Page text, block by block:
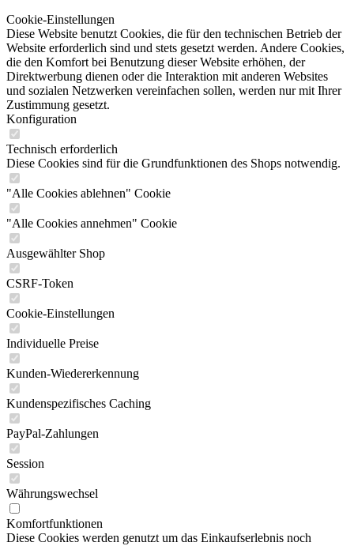
Cookie-Einstellungen
Diese Website benutzt Cookies, die für den technischen Betrieb der
Website erforderlich sind und stets gesetzt werden. Andere Cookies,
die den Komfort bei Benutzung dieser Website erhöhen, der
Direktwerbung dienen oder die Interaktion mit anderen Websites
und sozialen Netzwerken vereinfachen sollen, werden nur mit Ihrer
Zustimmung gesetzt.
Konfiguration
Technisch erforderlich
Diese Cookies sind für die Grundfunktionen des Shops notwendig.
"Alle Cookies ablehnen" Cookie
"Alle Cookies annehmen" Cookie
Ausgewählter Shop
CSRF-Token
Cookie-Einstellungen
Individuelle Preise
Kunden-Wiedererkennung
Kundenspezifisches Caching
PayPal-Zahlungen
Session
Währungswechsel
Komfortfunktionen
Diese Cookies werden genutzt um das Einkaufserlebnis noch